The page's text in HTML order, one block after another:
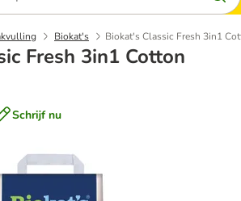
Biokat's Biokat's Classic Fresh 3in1
Fresh 3in1 Cotton
Schrijf nu